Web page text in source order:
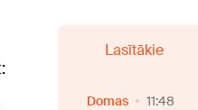
Lasītākie
Domas 11:48